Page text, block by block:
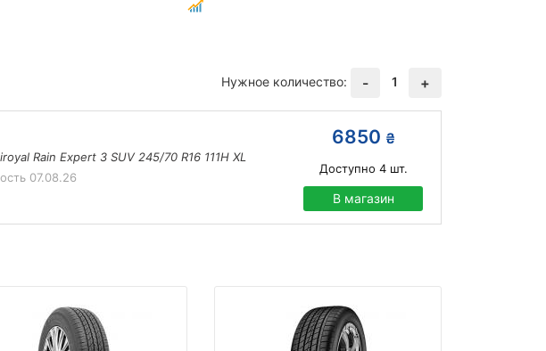
Нужное количество: - 1 +
Rain Expert 3 SUV 245/70 R16 111H XL
07.08.26
6850 ₴
Доступно 4шт.
В магазин